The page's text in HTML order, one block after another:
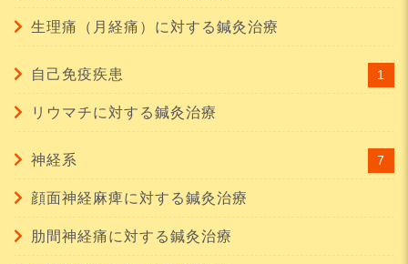
生理痛（月経痛）に対する鍼灸治療
自己免疫疾患 1
リウマチに対する鍼灸治療
神経系 7
顔面神経麻痺に対する鍼灸治療
肋間神経痛に対する鍼灸治療